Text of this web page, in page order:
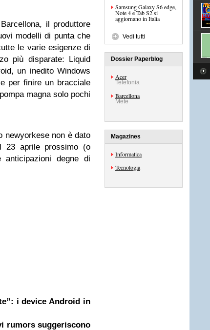
il produttore
modelli di punta che
le varie esigenze di
più disparate: Liquid
un inedito Windows
per finire un bracciale
magna solo pochi
newyorkese non è dato
23 aprile prossimo (o
anticipazioni degne di
i device Android in
rumors suggeriscono
Samsung Galaxy S6 edge,
Note 4 e Tab S2 si
aggiornano in Italia
Vedi tutti
Dossier Paperblog
Acer
Telefonia
Barcellona
Mete
Magazines
Informatica
Tecnologia